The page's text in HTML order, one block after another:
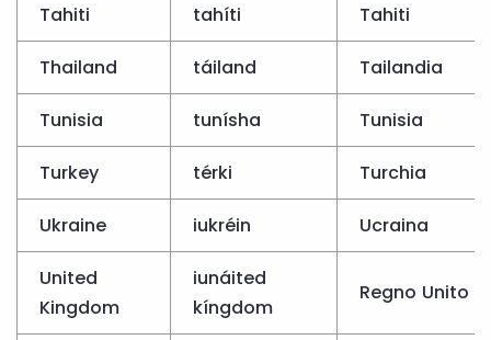
Tahiti tahíti Tahiti
Thailand táiland Tailandia
Tunisia tunísha Tunisia
Turkey térki Turchia
Ukraine iukréin Ucraina
United
Kingdom
iunáited
kíngdom
Regno Unito